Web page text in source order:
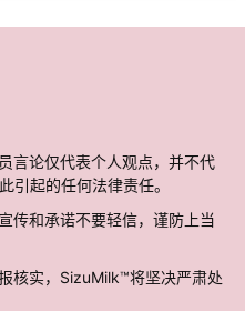
言论仅代表个人观点，并不代
引起的任何法律责任。
传和承诺不要轻信，谨防上当
核实，SizuMilk™将坚决严肃处